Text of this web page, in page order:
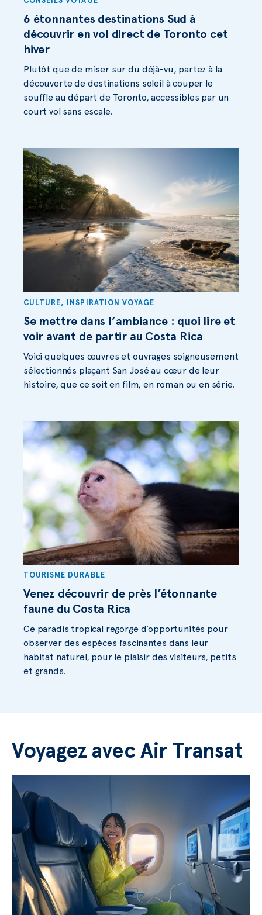
6 étonnantes destinations Sud à
découvrir en vol direct de Toronto cet
hiver
Plutôt que de miser sur du déjà-vu, partez à la
découverte de destinations soleil à couper le
souffle au départ de Toronto, accessibles par un
court vol sans escale.
CULTURE, INSPIRATION VOYAGE
Se mettre dans l’ambiance : quoi lire et
voir avant de partir au Costa Rica
Voici quelques œuvres et ouvrages soigneusement
sélectionnés plaçant San José au cœur de leur
histoire, que ce soit en film, en roman ou en série.
TOURISME DURABLE
Venez découvrir de près l’étonnante
faune du Costa Rica
Ce paradis tropical regorge d’opportunités pour
observer des espèces fascinantes dans leur
habitat naturel, pour le plaisir des visiteurs, petits
et grands.
Voyagez avec Air Transat